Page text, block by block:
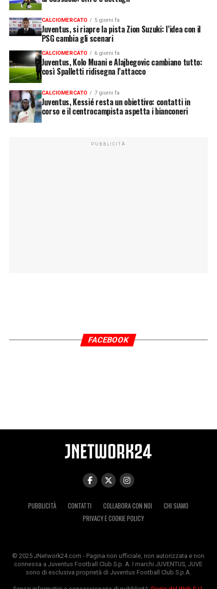
CALCIOMERCATO 5 giorni fa
Juventus, si riapre la pista Zion Suzuki: l’idea con il
PSG cambia gli scenari
CALCIOMERCATO 6 giorni fa
Juventus, Kolo Muani e Alajbegovic cambiano tutto:
così Spalletti ridisegna l’attacco
CALCIOMERCATO 7 giorni fa
Juventus, Kessié resta un obiettivo: contatti in
corso e il centrocampista aspetta i bianconeri
PUBBLICITÀ
FACEBOOK
PUBBLICITÀ CONTATTI COLLABORA CON NOI
CHI SIAMO
PRIVACY E COOKIE POLICY
© 2025 JNetwork24.com - Pagina non ufficiale, non autorizzata e non
connessa a Juventus Football Club S.p. A. I marchi JUVENTUS, JUVE
sono di esclusiva proprietà di Juventus Football Club S.p.A.